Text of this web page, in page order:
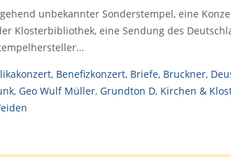
unbekannter Sonderstempel, eine
Klosterbibliothek, eine Sendung des
, Benefizkonzert, Briefe, Bruckner,
, Geo Wulf Müller, Grundton D, Kirchen &